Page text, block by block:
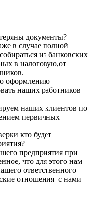
документы?
в случае полной
из банковских
в налоговую,от
оформлению
наших работников
наших клиентов по
первичных
кто будет
предприятия при
что для этого нам
ответственного
отношения с нами